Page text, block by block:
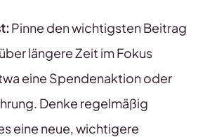
Pinne den wichtigsten Beitrag
längere Zeit im Fokus
eine Spendenaktion oder
Denke regelmäßig
eine neue, wichtigere